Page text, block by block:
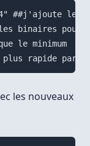
##j'ajoute les
binaires
le minimum
les nouveaux